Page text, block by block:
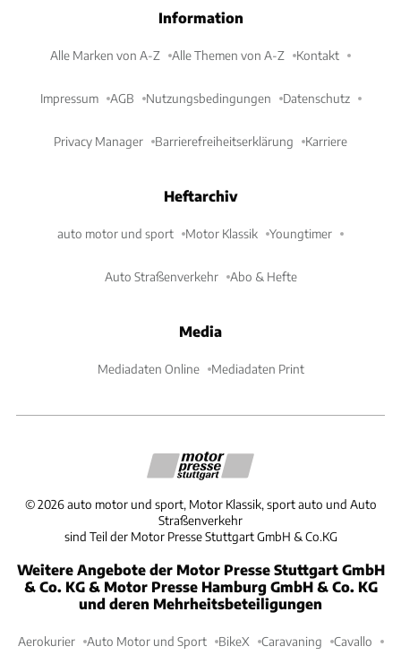
Information
Alle Marken von A-Z Alle Themen von A-Z Kontakt
Impressum AGB Nutzungsbedingungen Datenschutz
Privacy Manager Barrierefreiheitserklärung Karriere
Heftarchiv
auto motor und sport Motor Klassik Youngtimer
Auto Straßenverkehr Abo & Hefte
Media
Mediadaten Online Mediadaten Print
©2026 auto motor und sport, Motor Klassik, sport auto und Auto
Straßenverkehr
sind Teil der Motor Presse Stuttgart GmbH & Co.KG
Weitere Angebote der Motor Presse Stuttgart GmbH
& Co. KG & Motor Presse Hamburg GmbH & Co. KG
und deren Mehrheitsbeteiligungen
Aerokurier Auto Motor und Sport BikeX Caravaning Cavallo